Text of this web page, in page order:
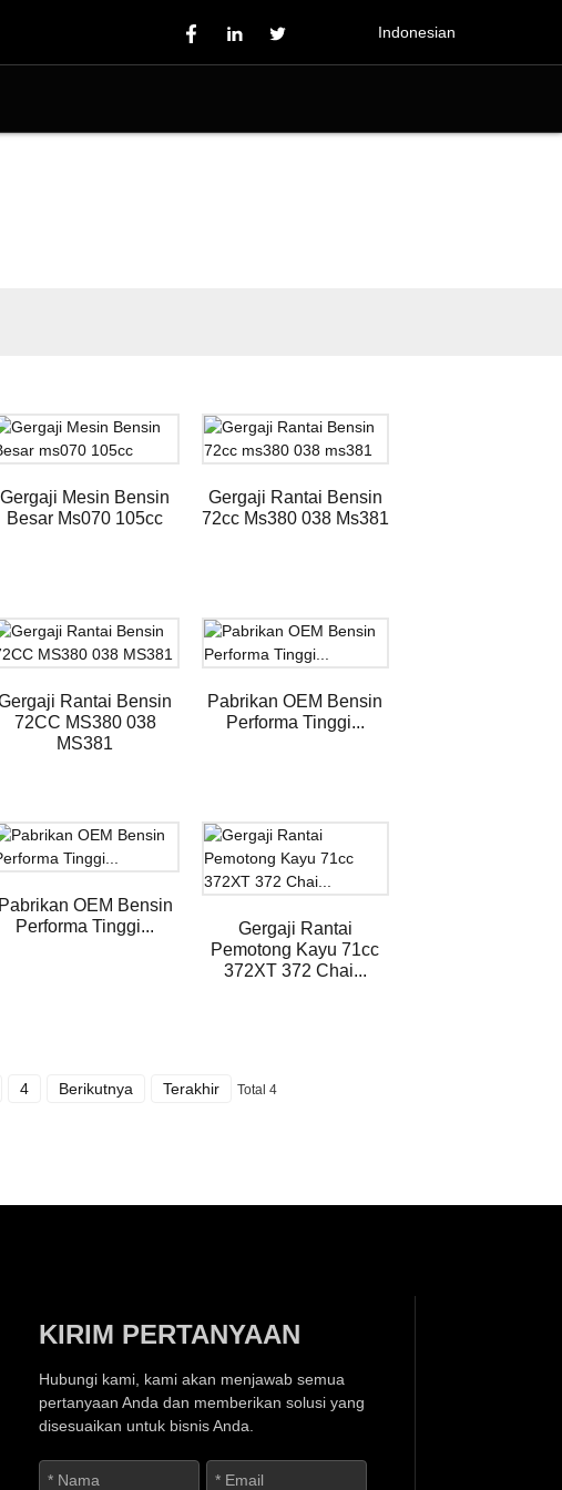
Indonesian
Gergaji Mesin Bensin
Besar Ms070 105cc
Gergaji Rantai Bensin
72cc Ms380 038 Ms381
Rantai Bensin
72CC MS380 038
MS381
Pabrikan OEM Bensin
Performa Tinggi...
Pabrikan OEM Bensin
Performa Tinggi...
Gergaji Rantai
Pemotong Kayu 71cc
372XT 372 Chai...
4 Berikutnya Terakhir Total 4
KIRIM PERTANYAAN
Hubungi kami, kami akan menjawab semua
pertanyaan Anda dan memberikan solusi yang
disesuaikan untuk bisnis Anda.